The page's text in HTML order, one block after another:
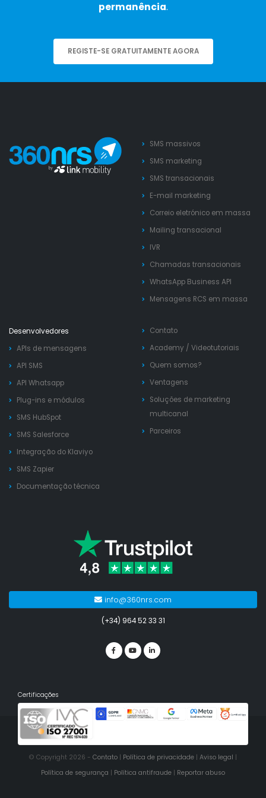
permanência.
REGISTE-SE GRATUITAMENTE AGORA
SMS massivos
SMS marketing
SMS transacionais
E-mail marketing
Correio eletrónico em massa
Mailing transacional
IVR
Chamadas transacionais
WhatsApp Business API
Mensagens RCS em massa
Desenvolvedores
APIs de mensagens
API SMS
API Whatsapp
Plug-ins e módulos
SMS HubSpot
SMS Salesforce
Integração do Klaviyo
SMS Zapier
Documentação técnica
Contato
Academy / Videotutoriais
Quem somos?
Ventagens
Soluções de marketing
multicanal
Parceiros
info@360nrs.com
(+34) 964 52 33 31
Certificações
© Copyright 2026 - Contato | Política de privacidade | Aviso legal |
Política de segurança | Política antifraude | Reportar abuso